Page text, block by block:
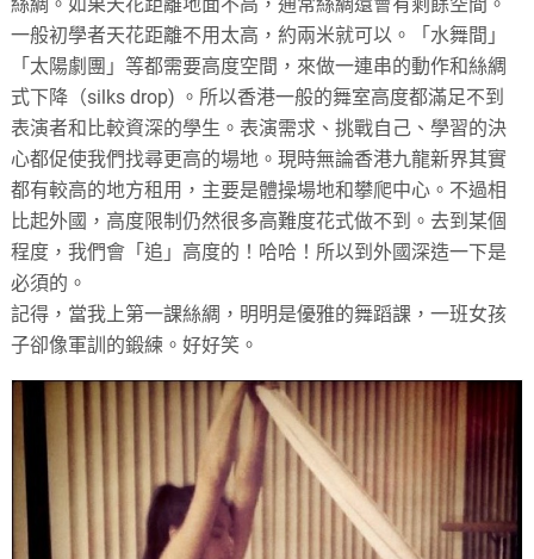
一般初學者天花距離不用太高，約兩米就可以。「水舞間」
「太陽劇團」等都需要高度空間，來做一連串的動作和絲綢
式下降（silks drop) 。所以香港一般的舞室高度都滿足不到
表演者和比較資深的學生。表演需求、挑戰自己、學習的決
心都促使我們找尋更高的場地。現時無論香港九龍新界其實
都有較高的地方租用，主要是體操場地和攀爬中心。不過相
比起外國，高度限制仍然很多高難度花式做不到。去到某個
程度，我們會「追」高度的！哈哈！所以到外國深造一下是
必須的。
記得，當我上第一課絲綢，明明是優雅的舞蹈課，一班女孩
子卻像軍訓的鍛練。好好笑。